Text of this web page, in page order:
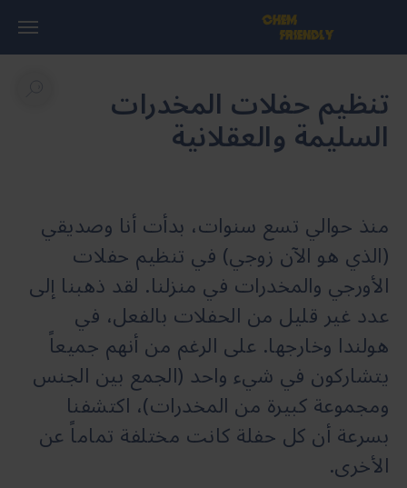
تنظيم حفلات المخدرات
السليمة والعقلانية
منذ حوالي تسع سنوات، بدأت أنا وصديقي
(الذي هو الآن زوجي) في تنظيم حفلات
الأورجي والمخدرات في منزلنا. لقد ذهبنا إلى
عدد غير قليل من الحفلات بالفعل، في
هولندا وخارجها. على الرغم من أنهم جميعاً
يتشاركون في شيء واحد (الجمع بين الجنس
ومجموعة كبيرة من المخدرات)، اكتشفنا
بسرعة أن كل حفلة كانت مختلفة تماماً عن
الأخرى.